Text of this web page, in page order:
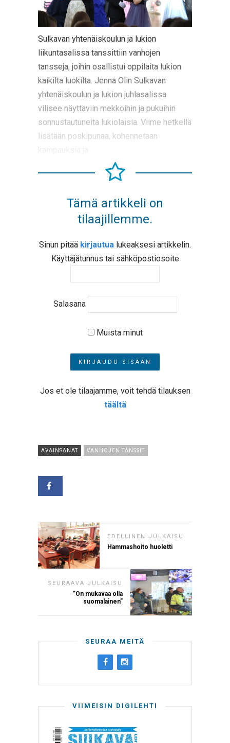
Sulkavan yhtenäiskoulun ja lukion
liikuntasalissa tanssittiin vanhojen
tansseja, joihin osallistui oppilaita lukion
kaikilta luokilta. Jenna Olin Sulkavan
yhtenäiskoulun ja lukion juhlasalissa
vilisee näyttäviin mekkoihin ja pukuihin
sonnustautuneita lukiolaisia. Viime hetkellä
lisätään poskipunaa, kohennetaan
Tämä artikkeli on
tilaajillemme.
Sinun pitää kirjautua lukeaksesi artikkelin.
Käyttäjätunnus tai sähköpostiosoite
Salasana
Muista minut
Jos et ole tilaajamme, voit tehdä tilauksen
täältä
AVAINSANAT VANHOJEN TANSSIT
EDELLINEN JULKAISU
Hammashoito huoletti
SEURAAVA JULKAISU
”On mukavaa olla
suomalainen”
SEURAA MEITÄ
VIIMEISIN DIGILEHTI